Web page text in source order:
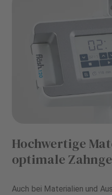
Hochwertige
optimale
Auch bei Materialien und